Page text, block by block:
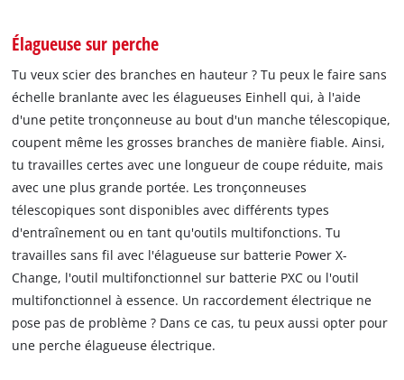
Élagueuse sur perche
Tu veux scier des branches en hauteur ? Tu peux le faire sans
échelle branlante avec les élagueuses Einhell qui, à l'aide
d'une petite tronçonneuse au bout d'un manche télescopique,
coupent même les grosses branches de manière fiable. Ainsi,
tu travailles certes avec une longueur de coupe réduite, mais
avec une plus grande portée. Les tronçonneuses
télescopiques sont disponibles avec différents types
d'entraînement ou en tant qu'outils multifonctions. Tu
travailles sans fil avec l'élagueuse sur batterie Power X-
Change, l'outil multifonctionnel sur batterie PXC ou l'outil
multifonctionnel à essence. Un raccordement électrique ne
pose pas de problème ? Dans ce cas, tu peux aussi opter pour
une perche élagueuse électrique.